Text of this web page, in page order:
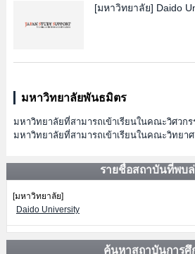
[มหาวิทยาลัย] Daido
มหาวิทยาลัยพันธมิตร
มหาวิทยาลัยที่สามารถเข้าเรียนในคณะวิศวก
มหาวิทยาลัยที่สามารถเข้าเรียนในคณะวิทยา
รายชื่อสถาบันที่พบ
[มหาวิทยาลัย]
Daido University
ค้นหาสถาบันการศึ